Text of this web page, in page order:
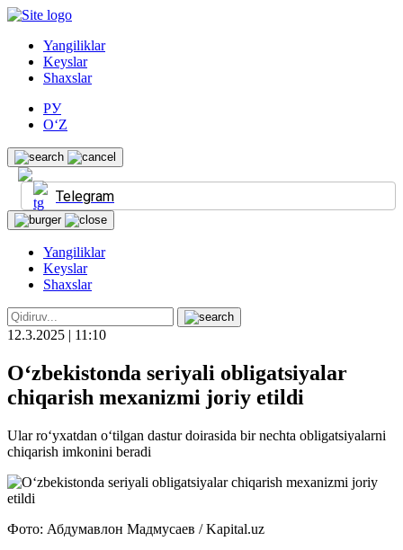
Yangiliklar
Keyslar
Shaxslar
РУ
O‘Z
Telegram
Yangiliklar
Keyslar
Shaxslar
12.3.2025 | 11:10
O‘zbekistonda seriyali obligatsiyalar
chiqarish mexanizmi joriy etildi
Ular ro‘yxatdan o‘tilgan dastur doirasida bir nechta obligatsiyalarni
chiqarish imkonini beradi
Фото: Абдумавлон Мадмусаев / Kapital.uz